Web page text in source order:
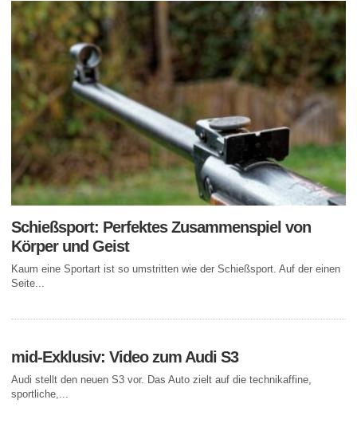
Schießsport: Perfektes Zusammenspiel von
Körper und Geist
Kaum eine Sportart ist so umstritten wie der Schießsport. Auf der einen
Seite...
mid-Exklusiv: Video zum Audi S3
Audi stellt den neuen S3 vor. Das Auto zielt auf die technikaffine,
sportliche,...